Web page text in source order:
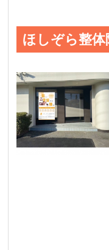
ほしぞら整